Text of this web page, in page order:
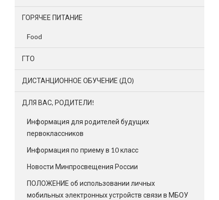
ГОРЯЧЕЕ ПИТАНИЕ
Food
ГТО
ДИСТАНЦИОННОЕ ОБУЧЕНИЕ (ДО)
ДЛЯ ВАС, РОДИТЕЛИ!
Информация для родителей будущих
первоклассников
Информация по приему в 10 класс
Новости Минпросвещения России
ПОЛОЖЕНИЕ об использовании личных
мобильных электронных устройств связи в МБОУ